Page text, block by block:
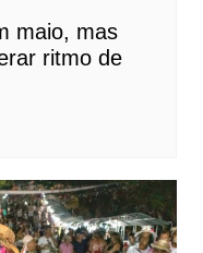
maio, mas
ritmo de